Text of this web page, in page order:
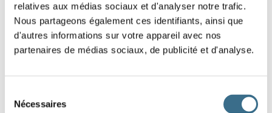
relatives aux médias sociaux et d'analyser notre trafic.
Nous partageons également ces identifiants, ainsi que
d'autres informations sur votre appareil avec nos
partenaires de médias sociaux, de publicité et d'analyse.
Nécessaires
Be careful, the words that have a capital letter are those that start
the sentences, look also where is the period, it is it that ends the
sentence.
sommes